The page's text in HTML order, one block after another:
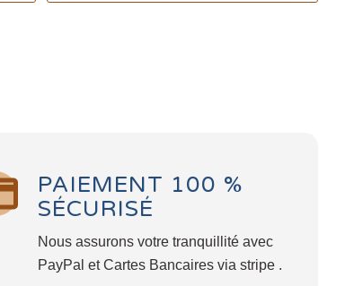
PAIEMENT 100 %
SÉCURISÉ
Nous assurons votre tranquillité avec
PayPal et Cartes Bancaires via stripe .